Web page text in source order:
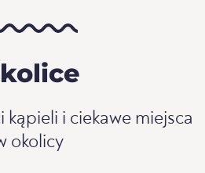
i ciekawe miejsca
okolicy